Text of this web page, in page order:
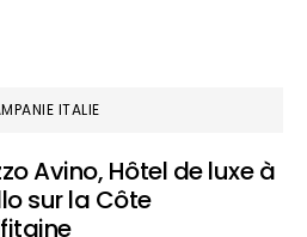
ITALIE
Avino, Hôtel de luxe à
sur la Côte